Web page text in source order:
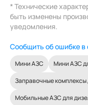
* Технические
быть изменены
уведомления.
Сообщить об ошибке в
Мини АЗС Мини АЗС
Заправочные комплексы
Мобильные АЗС для